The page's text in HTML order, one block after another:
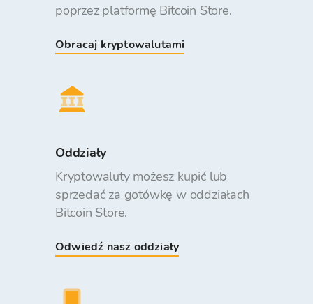
poprzez platformę Bitcoin Store.
Obracaj kryptowalutami
Oddziały
Kryptowaluty możesz kupić lub
sprzedać za gotówkę w oddziałach
Bitcoin Store.
Odwiedź nasz oddziały